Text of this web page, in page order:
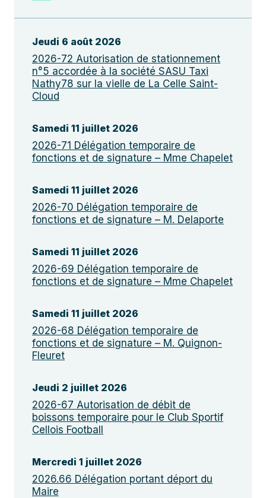
Jeudi 6 août 2026
2026-72 Autorisation de stationnement
n°5 accordée à la société SASU Taxi
Nathy78 sur la vielle de La Celle Saint-
Cloud
Samedi 11 juillet 2026
2026-71 Délégation temporaire de
fonctions et de signature – Mme Chapelet
Samedi 11 juillet 2026
2026-70 Délégation temporaire de
fonctions et de signature – M. Delaporte
Samedi 11 juillet 2026
2026-69 Délégation temporaire de
fonctions et de signature – Mme Chapelet
Samedi 11 juillet 2026
2026-68 Délégation temporaire de
fonctions et de signature – M. Quignon-
Fleuret
Jeudi 2 juillet 2026
2026-67 Autorisation de débit de
boissons temporaire pour le Club Sportif
Cellois Football
Mercredi 1 juillet 2026
2026.66 Délégation portant déport du
Maire